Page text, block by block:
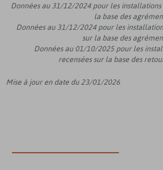
Données au 31/12/2024 pour les
la base des
Données au 31/12/2024 pour les
sur la base des
Données au 01/10/2025 pour les
recensées sur la base des
Mise à jour en date du 23/01/2026